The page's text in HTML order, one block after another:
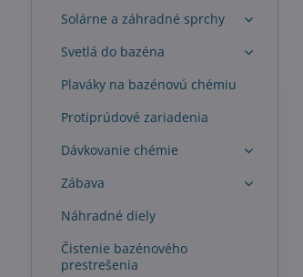
Solárne a záhradné sprchy
Svetlá do bazéna
Plaváky na bazénovú chémiu
Protiprúdové zariadenia
Dávkovanie chémie
Zábava
Náhradné diely
Čistenie bazénového
prestrešenia